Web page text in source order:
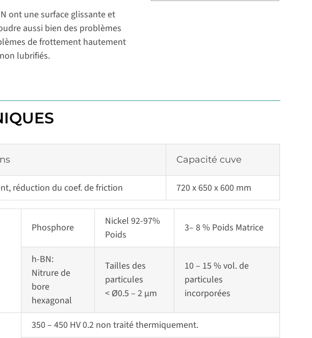
ont une surface glissante et
aussi bien des problèmes
de frottement hautement
lubrifiés.
Capacité cuve
réduction du coef. de friction 720 x 650 x 600 mm
Phosphore
Nickel 92-97%
Poids
3– 8 % Poids Matrice
h-BN:
Nitrure de
bore
hexagonal
Tailles des
particules
< Ø0.5 – 2 μm
10 – 15 % vol. de
particules
incorporées
350 – 450 HV 0.2 non traité thermiquement.